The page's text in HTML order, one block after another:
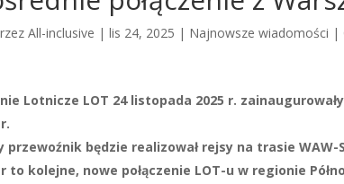
All-inclusive |lis 24, 2025 | Najnowsze wiadomości |
Lotnicze LOT 24 listopada 2025 r.
przewoźnik będzie realizował rejsy na trasie
to kolejne, nowe połączenie LOT-u w regionie